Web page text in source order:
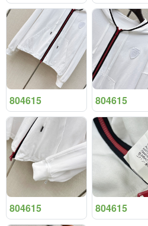
804615 804615
804615 804615